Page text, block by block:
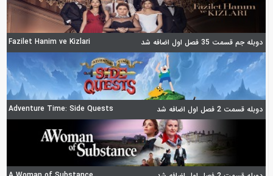
دوبله جم قسمت 35 فصل اول اضافه شد Fazilet Hanim ve Kizlari
دوبله قسمت 2 فصل اول اضافه شد Adventure Time: Side Quests